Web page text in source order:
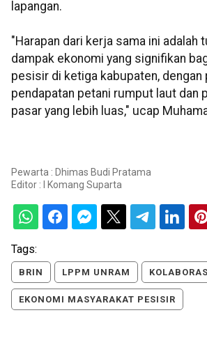
lapangan.
"Harapan dari kerja sama ini adalah
dampak ekonomi yang signifikan
pesisir di ketiga kabupaten, dengan
pendapatan petani rumput laut dan
pasar yang lebih luas," ucap
Pewarta : Dhimas Budi Pratama
Editor :
I Komang Suparta
Tags:
BRIN LPPM UNRAM
EKONOMI MASYARAKAT PESISIR